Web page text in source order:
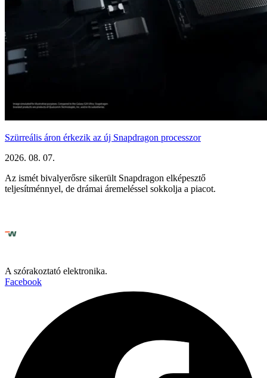
Szürreális áron érkezik az új Snapdragon processzor
2026. 08. 07.
Az ismét bivalyerősre sikerült Snapdragon elképesztő
teljesítménnyel, de drámai áremeléssel sokkolja a piacot.
A szórakoztató elektronika.
Facebook